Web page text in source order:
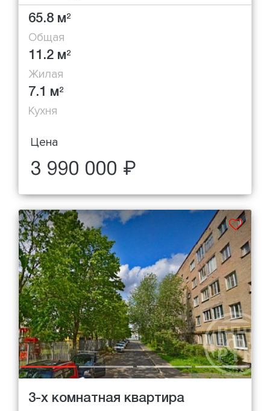
65.8 м2
Общая
11.2 м2
Жилая
7.1 м2
Кухня
Цена
3 990 000 ₽
3-х комнатная квартира